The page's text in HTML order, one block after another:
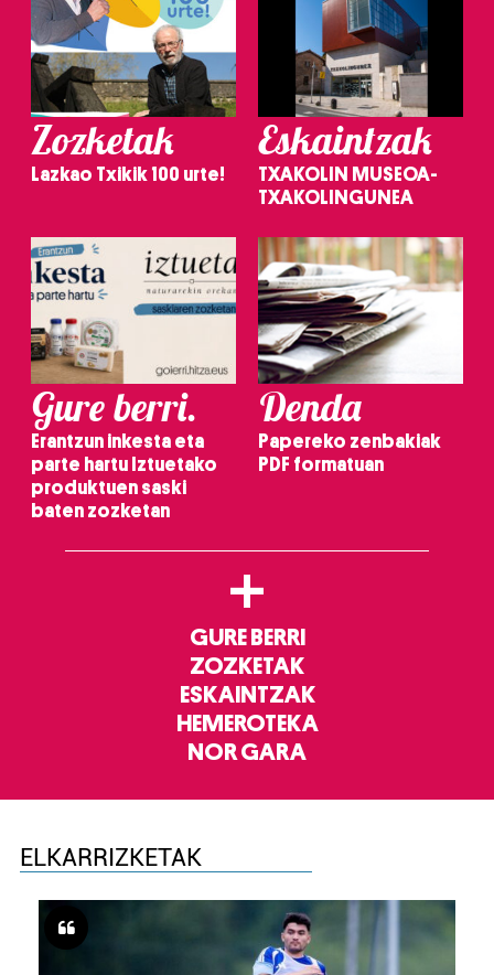
Zozketak
Lazkao Txikik 100 urte!
Eskaintzak
TXAKOLIN MUSEOA-
TXAKOLINGUNEA
Gure berri.
Erantzun inkesta eta
parte hartu Iztuetako
produktuen saski
baten zozketan
Denda
Papereko zenbakiak
PDF formatuan
+
GURE BERRI
ZOZKETAK
ESKAINTZAK
HEMEROTEKA
NOR GARA
ELKARRIZKETAK